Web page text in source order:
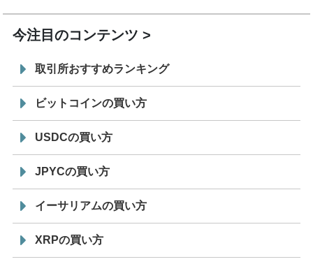
今注目のコンテンツ
取引所おすすめランキング
ビットコインの買い方
USDCの買い方
JPYCの買い方
イーサリアムの買い方
XRPの買い方